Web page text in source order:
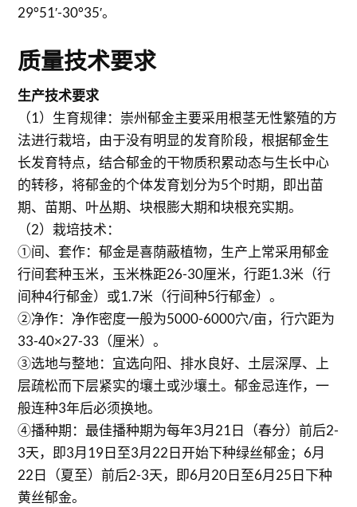
29°51′-30°35′。
质量技术要求
生产技术要求
（1）生育规律：崇州郁金主要采用根茎无性繁殖的方
法进行栽培，由于没有明显的发育阶段，根据郁金生
长发育特点，结合郁金的干物质积累动态与生长中心
的转移，将郁金的个体发育划分为5个时期，即出苗
期、苗期、叶丛期、块根膨大期和块根充实期。
（2）栽培技术：
①间、套作：郁金是喜荫蔽植物，生产上常采用郁金
行间套种玉米，玉米株距26-30厘米，行距1.3米（行
间种4行郁金）或1.7米（行间种5行郁金）。
②净作：净作密度一般为5000-6000穴/亩，行穴距为
33-40×27-33（厘米）。
③选地与整地：宜选向阳、排水良好、土层深厚、上
层疏松而下层紧实的壤土或沙壤土。郁金忌连作，一
般连种3年后必须换地。
④播种期：最佳播种期为每年3月21日（春分）前后2-
3天，即3月19日至3月22日开始下种绿丝郁金；6月
22日（夏至）前后2-3天，即6月20日至6月25日下种
黄丝郁金。